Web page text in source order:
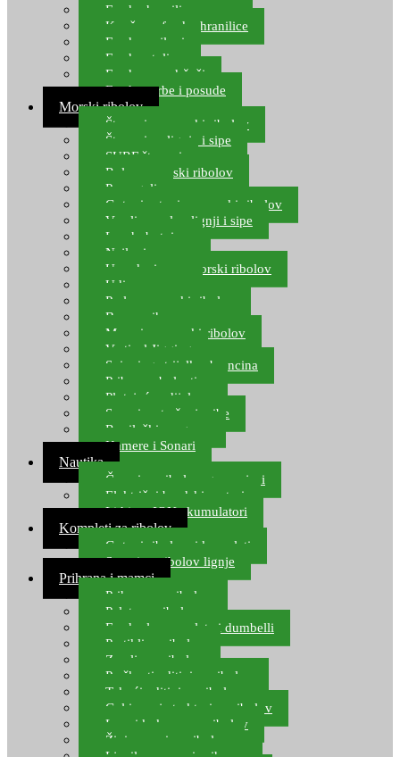
Feeder hranilice
Kopče za feeder hranilice
Feeder najloni
Feeder stolice
Feeder arm držači
Feeder torbe i posude
Morski ribolov
Štapovi za morski ribolov
Štapovi za lignje i sipe
SURF štapovi
Role za morski ribolov
Parangali
Gotovi setovi za morski ribolov
Varalice za lov lignji i sipe
Lov hobotnice
Najloni za more
Upredenice za morski ribolov
Udice za more
Perle za morski ribolov
Brum prihrana za more
Mamci za morski ribolov
Vertical Jigging
Spinning strijelke, brancina
Pribor za bolentino
Plutajuća odijela
Sonari za traženje ribe
Ronilački program
Kamere i Sonari
Nautika
Čamci za ribolov, gumenjaci
Električni brodski motori
Lithium ION akumulatori
Kompleti za ribolov
Gotovi ribolovni kompleti
Setovi za ribolov lignje
Prihrana i mamci
Prihrana za ribolov
Pelete za ribolov
Feeder lovne pelete i dumbelli
Partikli za ribolov
Zemlja za ribolov
Praškasti aditivi za ribolov
Tekući aditivi za ribolov
Gel i sprej atraktori za ribolov
Lovni kukuruz za ribolov
Živi mamci za ribolov